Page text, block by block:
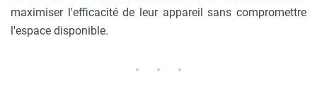
maximiser l'efficacité de leur appareil sans compromettre
l'espace disponible.